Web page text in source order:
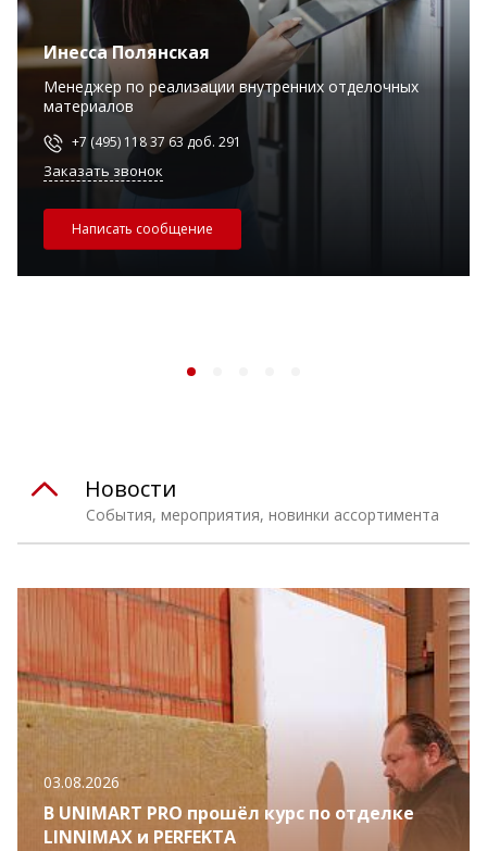
Инесса Полянская
Менеджер по реализации внутренних отделочных
материалов
+7 (495) 118 37 63 доб. 291
Заказать звонок
Написать сообщение
События, мероприятия, новинки ассортимента
Новости
03.08.2026
В UNIMART PRO прошёл курс по отделке
LINNIMAX и PERFEKTA